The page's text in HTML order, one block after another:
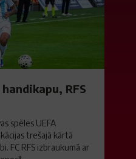
RFS
spēles UEFA
trešajā kārtā
FC RFS izbraukumā ar